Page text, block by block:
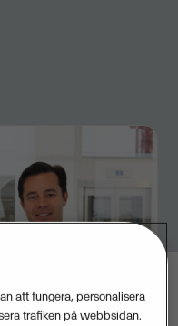
att fungera, personalisera
trafiken på webbsidan.